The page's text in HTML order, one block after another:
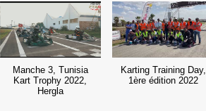
Manche 3, Tunisia
Kart Trophy 2022,
Hergla
Karting Training Day,
1ère édition 2022